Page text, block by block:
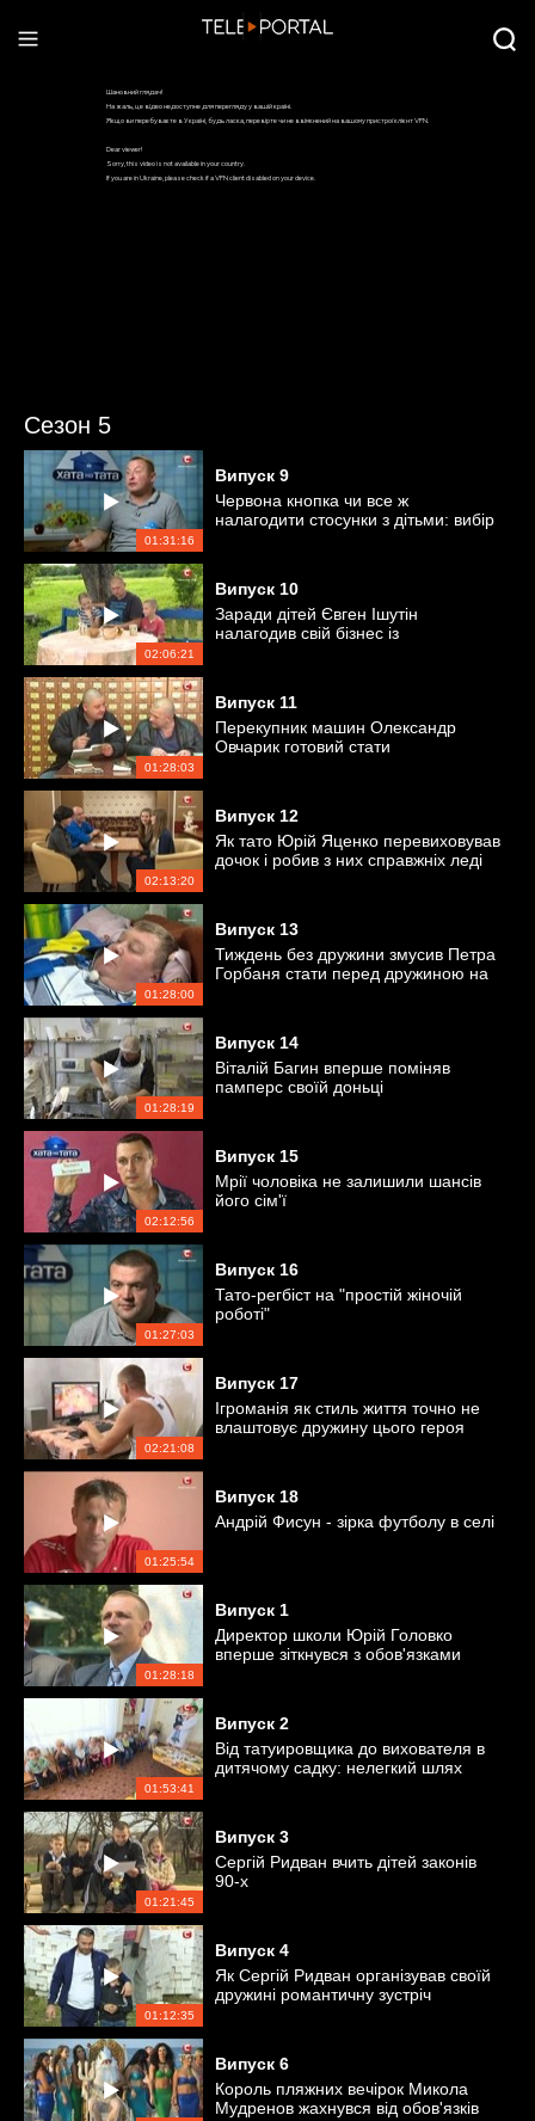
Сезон 5
01:31:16
Випуск 9
Червона кнопка чи все ж
налагодити стосунки з дітьми: вибір
02:06:21
Випуск 10
Заради дітей Євген Ішутін
налагодив свій бізнес із
01:28:03
Випуск 11
Перекупник машин Олександр
Овчарик готовий стати
02:13:20
Випуск 12
Як тато Юрій Яценко перевиховував
дочок і робив з них справжніх леді
01:28:00
Випуск 13
Тиждень без дружини змусив Петра
Горбаня стати перед дружиною на
01:28:19
Випуск 14
Віталій Багин вперше поміняв
памперс своїй доньці
02:12:56
Випуск 15
Мрії чоловіка не залишили шансів
його сім'ї
01:27:03
Випуск 16
Тато-регбіст на "простій жіночій
роботі"
02:21:08
Випуск 17
Ігроманія як стиль життя точно не
влаштовує дружину цього героя
01:25:54
Випуск 18
Андрій Фисун - зірка футболу в селі
01:28:18
Випуск 1
Директор школи Юрій Головко
вперше зіткнувся з обов'язками
01:53:41
Випуск 2
Від татуировщика до вихователя в
дитячому садку: нелегкий шлях
01:21:45
Випуск 3
Сергій Ридван вчить дітей законів
90-х
01:12:35
Випуск 4
Як Сергій Ридван організував своїй
дружині романтичну зустріч
Випуск 6
Король пляжних вечірок Микола
Мудренов жахнувся від обов'язків